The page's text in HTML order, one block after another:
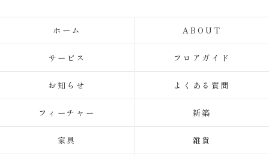
ホーム ABOUT
サービス フロアガイド
お知らせ よくある質問
フィーチャー 新築
家具 雑貨